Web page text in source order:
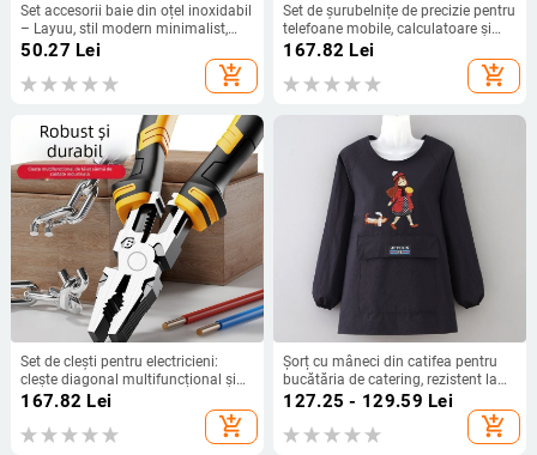
Set accesorii baie din oțel inoxidabil
– Layuu, stil modern minimalist,
marcă privată
50.27 Lei
add_shopping_cart
Set de șurubelnițe de precizie pentru
telefoane mobile, calculatoare și
notebookuri — unelte profesionale
îndepărtare a prafului
167.82 Lei
add_shopping_cart
Set de clești pentru electricieni:
clește diagonal multifuncțional și
clește cu nas subțire
167.82 Lei
add_shopping_cart
Șorț cu mâneci din catifea pentru
bucătăria de catering, rezistent la
apă și anti-murdărire.
127.25 - 129.59 Lei
add_shopping_cart